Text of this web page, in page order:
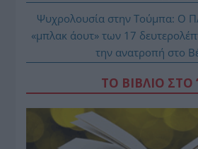
Ψυχρολουσία στην Τούμπα: Ο
«μπλακ άουτ» των 17
την ανατροπή στο
ΤΟ ΒΙΒΛΙΟ ΣΤΟ